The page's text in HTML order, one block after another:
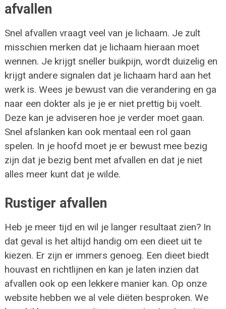
afvallen
Snel afvallen vraagt veel van je lichaam. Je zult
misschien merken dat je lichaam hieraan moet
wennen. Je krijgt sneller buikpijn, wordt duizelig en
krijgt andere signalen dat je lichaam hard aan het
werk is. Wees je bewust van die verandering en ga
naar een dokter als je je er niet prettig bij voelt.
Deze kan je adviseren hoe je verder moet gaan.
Snel afslanken kan ook mentaal een rol gaan
spelen. In je hoofd moet je er bewust mee bezig
zijn dat je bezig bent met afvallen en dat je niet
alles meer kunt dat je wilde.
Rustiger afvallen
Heb je meer tijd en wil je langer resultaat zien? In
dat geval is het altijd handig om een dieet uit te
kiezen. Er zijn er immers genoeg. Een dieet biedt
houvast en richtlijnen en kan je laten inzien dat
afvallen ook op een lekkere manier kan. Op onze
website hebben we al vele diëten besproken. We